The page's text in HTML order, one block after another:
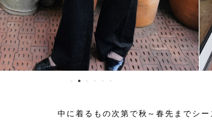
中に着るもの次第で秋～春先までシ